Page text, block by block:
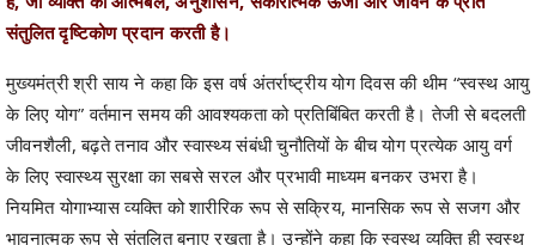
मुख्यमंत्री श्री साय ने कहा कि इस वर्ष अंतर्राष्ट्रीय योग दिवस की थीम “स्वस्थ आयु
के लिए योग” वर्तमान समय की आवश्यकता को प्रतिबिंबित करती है। तेजी से बदलती
जीवनशैली, बढ़ते तनाव और स्वास्थ्य संबंधी चुनौतियों के बीच योग प्रत्येक आयु वर्ग
के लिए स्वास्थ्य सुरक्षा का सबसे सरल और प्रभावी माध्यम बनकर उभरा है।
नियमित योगाभ्यास व्यक्ति को शारीरिक रूप से सक्रिय, मानसिक रूप से सजग और
भावनात्मक रूप से संतुलित बनाए रखता है। उन्होंने कहा कि स्वस्थ व्यक्ति ही स्वस्थ
परिवार, स्वस्थ समाज और विकसित राष्ट्र की आधारशिला होता है, इसलिए योग को
केवल एक आयोजन तक सीमित न रखकर जीवन का हिस्सा बनाना होगा।